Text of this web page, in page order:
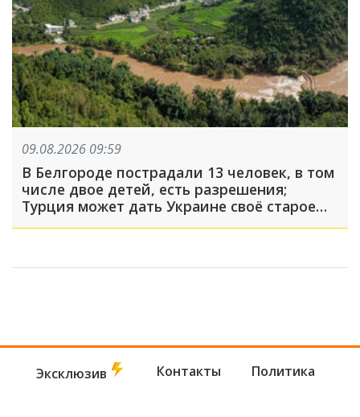
09.08.2026 09:59
В Белгороде пострадали 13 человек, в том
числе двое детей, есть разрешения;
Турция может дать Украине своё старое
оружие: что произошло, пока вы спали
Эксклюзив Контакты Политика